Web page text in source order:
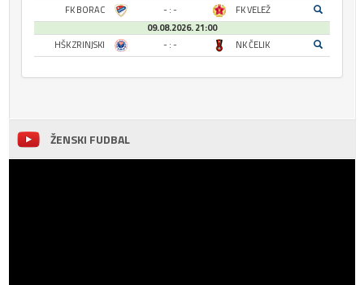
FK BORAC
- : -
FK VELEŽ
09.08.2026. 21:00
HŠK ZRINJSKI
- : - NK ČELIK
ŽENSKI FUDBAL